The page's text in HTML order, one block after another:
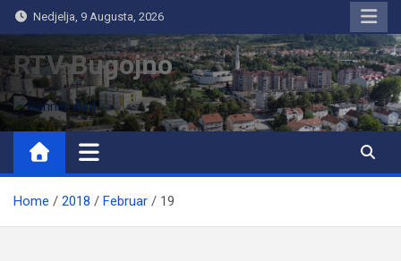
Nedjelja, 9 Augusta, 2026
RTV Bugojno
Home 2018 Februar 19